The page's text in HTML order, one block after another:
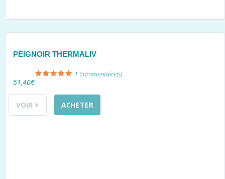
PEIGNOIR THERMALIV
1 Commentaire(s)
51,40€
VOIR + ACHETER